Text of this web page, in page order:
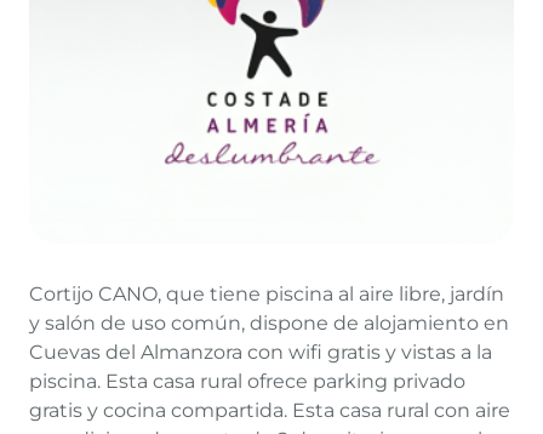
Cortijo CANO, que tiene piscina al aire libre, jardín
y salón de uso común, dispone de alojamiento en
Cuevas del Almanzora con wifi gratis y vistas a la
piscina. Esta casa rural ofrece parking privado
gratis y cocina compartida. Esta casa rural con aire